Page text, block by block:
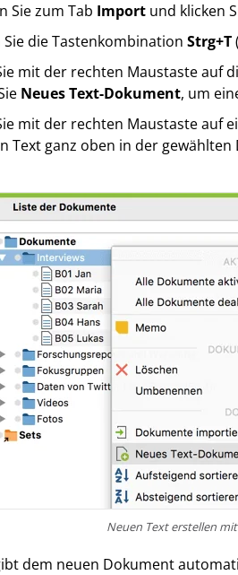
Sie zum Tab Importund klicken
die Tastenkombination Strg+T
mit der rechten Maustaste auf
Neues Text-Dokument, um
mit der rechten Maustaste auf
Text ganz oben in der
Neuen Text erstellen
dem neuen Dokument